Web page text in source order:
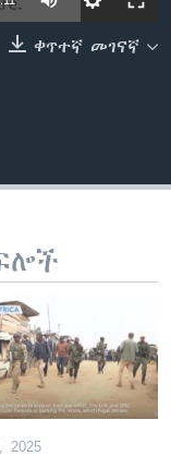
ቀጥተኛ መገናኛ